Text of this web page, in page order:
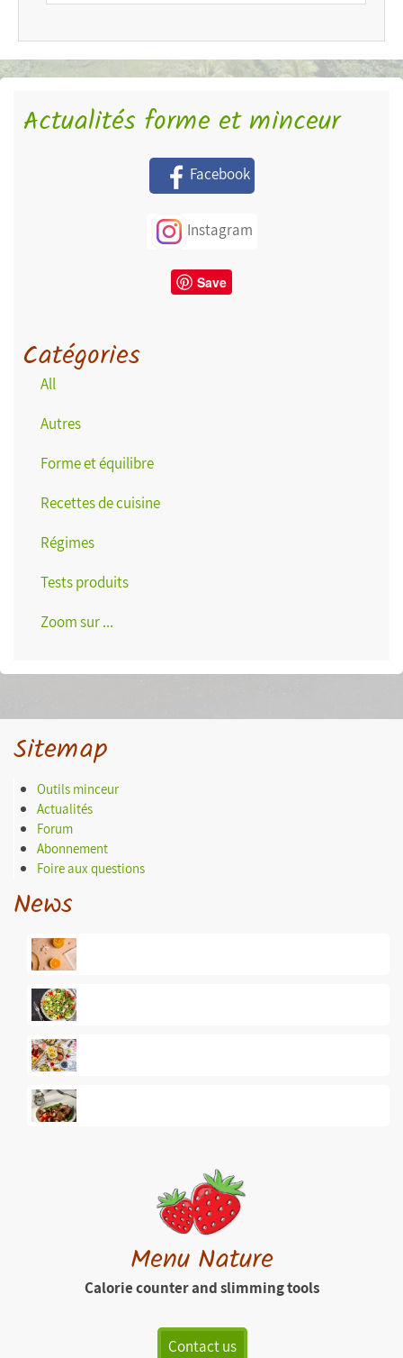
Actualités forme et minceur
Facebook
Instagram
Save
Catégories
All
Autres
Forme et équilibre
Recettes de cuisine
Régimes
Tests produits
Zoom sur ...
Sitemap
Outils minceur
Actualités
Forum
Abonnement
Foire aux questions
News
Menu Nature
Calorie counter and slimming tools
Contact us